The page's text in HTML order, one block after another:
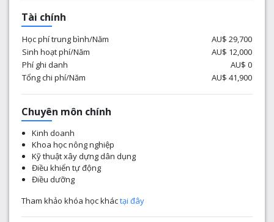
Tài chính
Học phí trung bình/Năm
AU$ 29,700
Sinh hoạt phí/Năm
AU$ 12,000
Phí ghi danh
AU$ 0
Tổng chi phí/Năm
AU$ 41,900
Chuyên môn chính
Kinh doanh
Khoa học nông nghiệp
Kỹ thuật xây dựng dân dụng
Điều khiển tự động
Điều dưỡng
Tham khảo khóa học kháctại đây